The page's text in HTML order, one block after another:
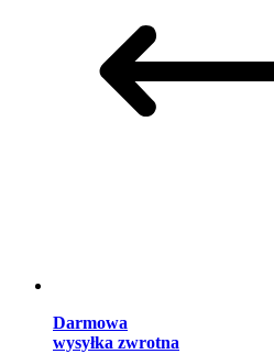
Darmowa
wysyłka zwrotna